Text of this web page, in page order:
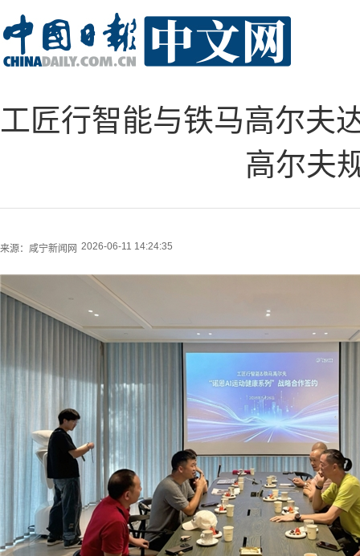
工匠行智能与铁马高尔夫
高尔夫
来源： 咸宁新闻网 2026-06-11 14:24:35